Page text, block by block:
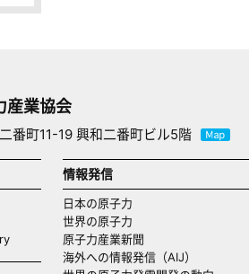
産業協会
番町11-19 興和二番町ビル5階
情報発信
日本の原子力
世界の原子力
原子力産業新聞
海外への情報発信（AIJ）